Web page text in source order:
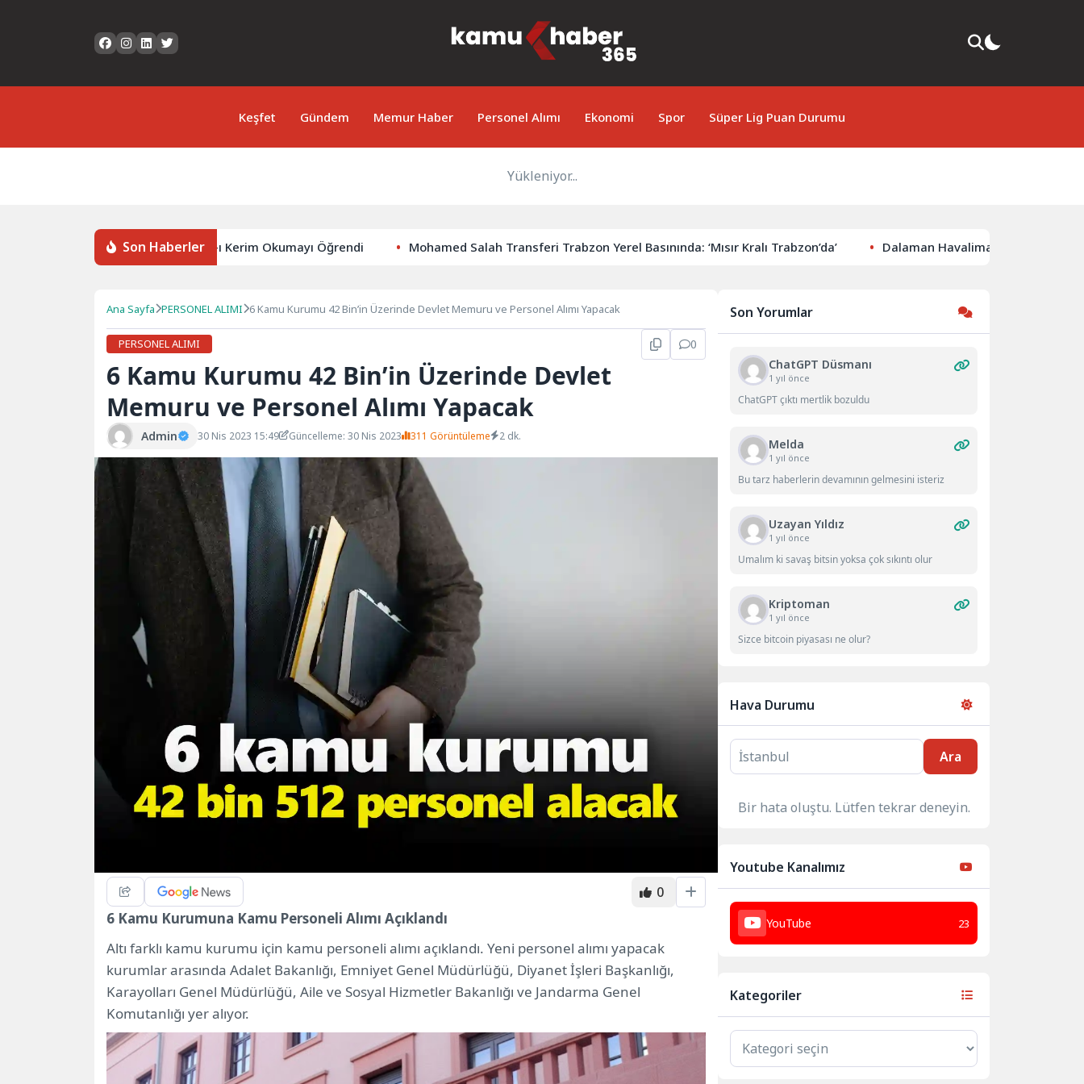
Keşfet Gündem Memur Haber Personel Alımı Ekonomi Spor Süper Lig Puan Durumu
Yükleniyor...
Son Haberler
Azmi: 9 Yaşında Kur’an-ı Kerim Okumayı Öğrendi Mohamed Salah Transferi Trabzon Yerel Basınında: ‘Mısır Kralı Trabzon’da’ Dalaman Havalimanı’nda Firari Hükümlü
Ana Sayfa PERSONEL ALIMI 6 Kamu Kurumu 42 Bin’in Üzerinde Devlet Memuru ve Personel Alımı Yapacak
PERSONEL ALIMI 0
6 Kamu Kurumu 42 Bin’in Üzerinde Devlet
Memuru ve Personel Alımı Yapacak
Admin 30 Nis 2023 15:49 Güncelleme: 30 Nis 2023 311 Görüntüleme 2 dk.
0
6 Kamu Kurumuna Kamu Personeli Alımı Açıklandı
Altı farklı kamu kurumu için kamu personeli alımı açıklandı. Yeni personel alımı yapacak
kurumlar arasında Adalet Bakanlığı, Emniyet Genel Müdürlüğü, Diyanet İşleri Başkanlığı,
Karayolları Genel Müdürlüğü, Aile ve Sosyal Hizmetler Bakanlığı ve Jandarma Genel
Komutanlığı yer alıyor.
Son Yorumlar
ChatGPT Düsmanı
1 yıl önce
ChatGPT çıktı mertlik bozuldu
Melda
1 yıl önce
Bu tarz haberlerin devamının gelmesini isteriz
Uzayan Yıldız
1 yıl önce
Umalım ki savaş bitsin yoksa çok sıkıntı olur
Kriptoman
1 yıl önce
Sizce bitcoin piyasası ne olur?
Hava Durumu
Ara
Bir hata oluştu. Lütfen tekrar deneyin.
Youtube Kanalımız
YouTube 23
Kategoriler